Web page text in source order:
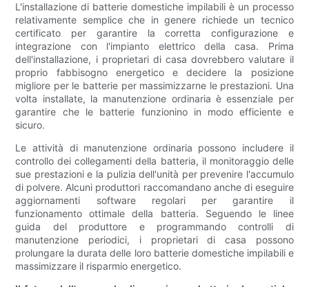
L'installazione di batterie domestiche impilabili è un processo
relativamente semplice che in genere richiede un tecnico
certificato per garantire la corretta configurazione e
integrazione con l'impianto elettrico della casa. Prima
dell'installazione, i proprietari di casa dovrebbero valutare il
proprio fabbisogno energetico e decidere la posizione
migliore per le batterie per massimizzarne le prestazioni. Una
volta installate, la manutenzione ordinaria è essenziale per
garantire che le batterie funzionino in modo efficiente e
sicuro.
Le attività di manutenzione ordinaria possono includere il
controllo dei collegamenti della batteria, il monitoraggio delle
sue prestazioni e la pulizia dell'unità per prevenire l'accumulo
di polvere. Alcuni produttori raccomandano anche di eseguire
aggiornamenti software regolari per garantire il
funzionamento ottimale della batteria. Seguendo le linee
guida del produttore e programmando controlli di
manutenzione periodici, i proprietari di casa possono
prolungare la durata delle loro batterie domestiche impilabili e
massimizzare il risparmio energetico.